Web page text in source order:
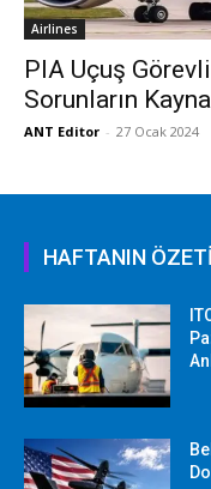
Airlines
PIA Uçuş
Sorunların
ANT Editor - 27 Ocak 2024
HAFTANIN ÖZETİ